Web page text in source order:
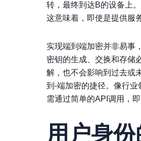
转，最终到达B的设备上
这意味着，即使是提供服
实现端到端加密并非易事
密钥的生成、交换和存储
解，也不会影响到过去或
到-端加密的捷径。像行
需通过简单的API调用，
用户身